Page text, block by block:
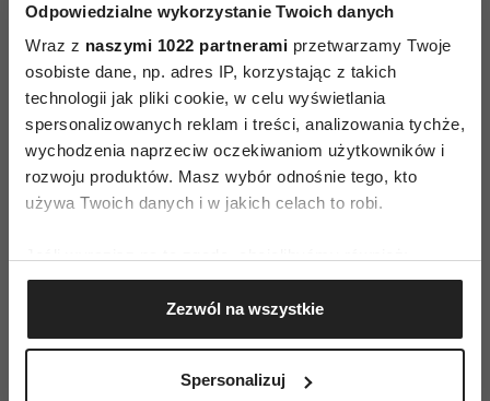
Odpowiedzialne wykorzystanie Twoich danych
Wraz z naszymi 1022 partnerami przetwarzamy Twoje
osobiste dane, np. adres IP, korzystając z takich
technologii jak pliki cookie, w celu wyświetlania
spersonalizowanych reklam i treści, analizowania tychże,
wychodzenia naprzeciw oczekiwaniom użytkowników i
rozwoju produktów. Masz wybór odnośnie tego, kto
używa Twoich danych i w jakich celach to robi.
Gromadzić dane dotyczące Twojej lokalizacji
geograficznej z dokładnością nawet do kilku metrów
Identyfikować Twoje urządzenie, aktywnie
(fingerprinting, czyli wirtualny odcisk palca)
Zezwól na wszystkie
Spersonalizuj
Roznerski
i Zakościelny szukają
miłości. Ten pełen
humoru polski hit
obejrzysz na Netflix
dla Raka na 27 lipca–2
sierpnia 2026